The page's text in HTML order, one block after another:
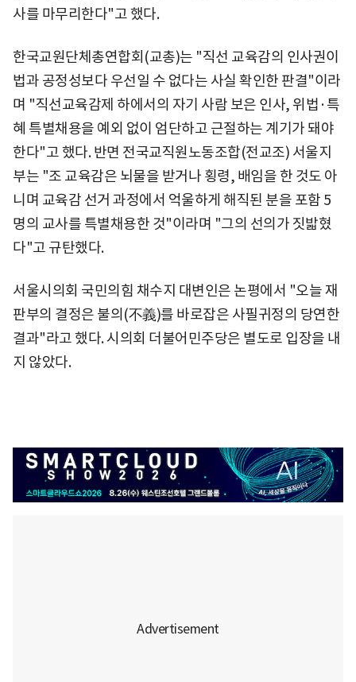
사를 마무리한다"고 했다.
한국교원단체총연합회(교총)는 "직선 교육감의 인사권이
법과 공정성보다 우선일 수 없다는 사실 확인한 판결"이라
며 "직선교육감제 하에서의 자기 사람 보은 인사, 위법·특
혜 특별채용을 예외 없이 엄단하고 근절하는 계기가 돼야
한다"고 했다. 반면 전국교직원노동조합(전교조) 서울지
부는 "조 교육감은 뇌물을 받거나 횡령, 배임을 한 것도 아
니며 교육감 선거 과정에서 억울하게 해직된 분을 포함 5
명의 교사를 특별채용한 것"이라며 "그의 선의가 짓밟혔
다"고 규탄했다.
서울시의회 국민의힘 채수지 대변인은 논평에서 "오늘 재
판부의 결정은 불의(不義)를 바로잡은 사필귀정의 당연한
결과"라고 했다. 시의회 더불어민주당은 별도로 입장을 내
지 않았다.